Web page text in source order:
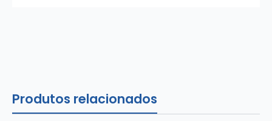
Produtos relacionados